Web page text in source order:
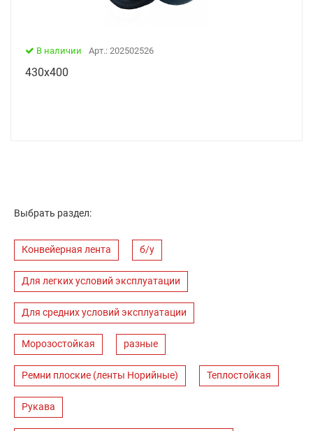
В наличии Арт.: 202502526
430х400
Выбрать раздел:
Конвейерная лента б/у
Для легких условий эксплуатации
Для средних условий эксплуатации
Морозостойкая разные
Ремни плоские (ленты Норийные) Теплостойкая
Рукава